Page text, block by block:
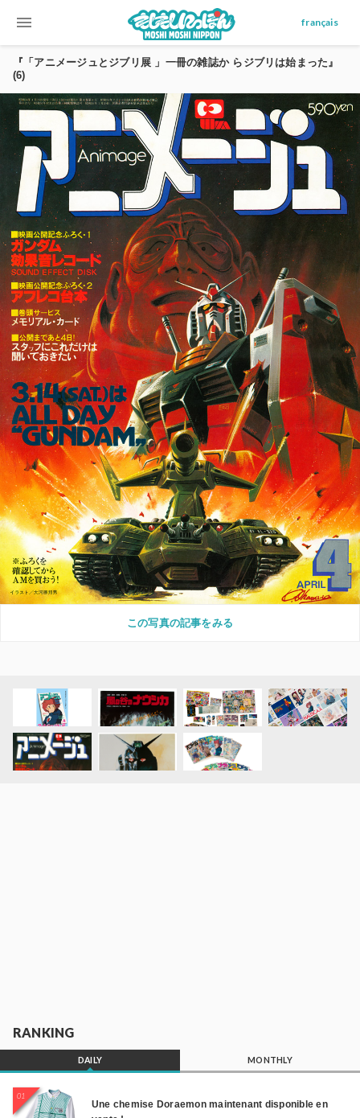
menu français
『「アニメージュとジブリ展 」一冊の雑誌か らジブリは始まった』
(6)
この写真の記事をみる
RANKING
DAILY MONTHLY
01
Une chemise Doraemon maintenant disponible en